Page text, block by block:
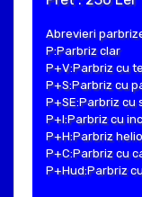
Abrevieri
P:Parbriz clar
P+V:Parbriz cu
P+S:Parbriz cu
P+SE:Parbriz cu
P+I:Parbriz cu
P+H:Parbriz
P+C:Parbriz cu
P+Hud:Parbriz